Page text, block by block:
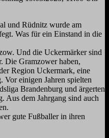
und Rüdnitz wurde am
Was für ein Einstand in die
Und die Uckermärker sind
Die Gramzower haben,
Region Uckermark, eine
Vor einigen Jahren spielten
Brandenburg und ärgerten
Aus dem Jahrgang sind auch
gute Fußballer in ihren